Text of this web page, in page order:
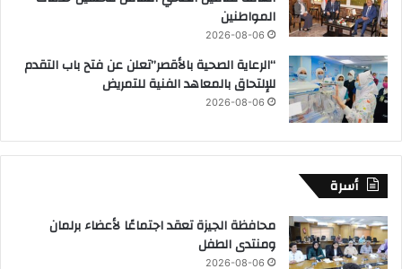
المواطنين
2026-08-06
“الرعاية الصحية بالأقصر”تعلن عن فتح باب التقدم
للإلتحاق بالمعاهد الفنية للتمريض
2026-08-06
أسرة
محافظة الجيزة تعقد اجتماعًا لأعضاء برلمان
ومنتدى الطفل
2026-08-06